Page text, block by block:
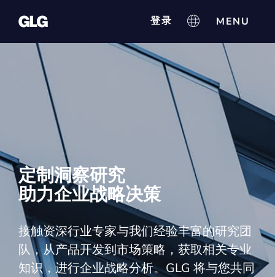
登录
定制洞察研究
助力企业战略决策
接触资深行业专家与我们经验丰富的研究团
队，从产品开发到市场策略，获取相关专业
知识，进行企业战略分析。GLG 将与您共同